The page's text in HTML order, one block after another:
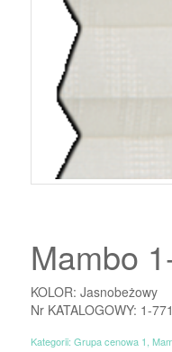
Mambo
KOLOR: Jasnobeżowy
Nr KATALOGOWY: 1-771
Kategorii: Grupa cenowa 1